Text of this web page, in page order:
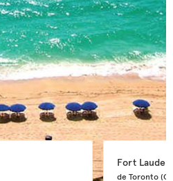
Fort
de Toronto